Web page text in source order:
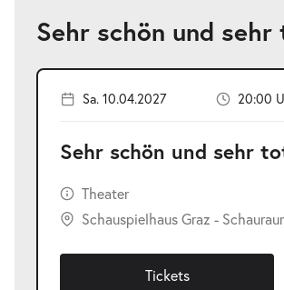
Sehr schön und
Sa. 10.04.2027 20:00
Sehr schön und sehr
Theater
Schauspielhaus Graz -
Tickets